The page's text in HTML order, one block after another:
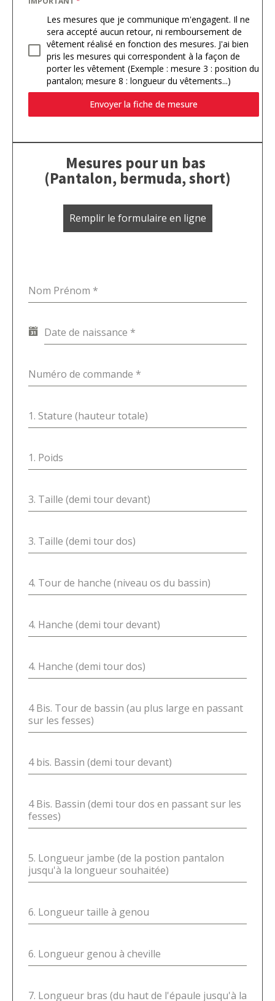
Les mesures que je communique m'engagent. Il ne
sera accepté aucun retour, ni remboursement de
vêtement réalisé en fonction des mesures. J'ai bien
pris les mesures qui correspondent à la façon de
porter les vêtement (Exemple : mesure 3 : position du
pantalon; mesure 8 : longueur du vêtements...)
Envoyer la fiche de mesure
Mesures pour un bas
(Pantalon, bermuda, short)
Remplir le formulaire en ligne
Nom Prénom *
Date de naissance *
Numéro de commande *
1. Stature (hauteur totale)
1. Poids
3. Taille (demi tour devant)
3. Taille (demi tour dos)
4. Tour de hanche (niveau os du bassin)
4. Hanche (demi tour devant)
4. Hanche (demi tour dos)
4 Bis. Tour de bassin (au plus large en passant
sur les fesses)
4 bis. Bassin (demi tour devant)
4 Bis. Bassin (demi tour dos en passant sur les
fesses)
5. Longueur jambe (de la postion pantalon
jusqu'à la longueur souhaitée)
6. Longueur taille à genou
6. Longueur genou à cheville
7. Longueur bras (du haut de l'épaule jusqu'à la